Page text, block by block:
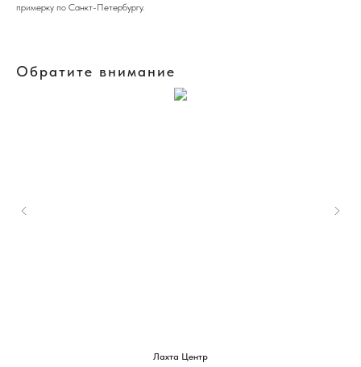
примерку по Санкт-Петербургу.
Обратите внимание
Лахта Центр